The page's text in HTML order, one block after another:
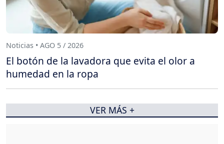
Noticias • AGO 5 / 2026
El botón de la lavadora que evita el olor a
humedad en la ropa
VER MÁS +